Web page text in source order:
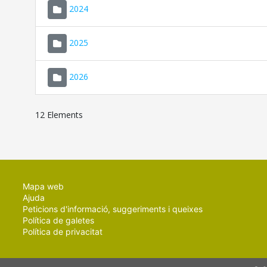
2024
2025
2026
12 Elements
Mapa web
Ajuda
Peticions d'informació, suggeriments i queixes
Política de galetes
Política de privacitat